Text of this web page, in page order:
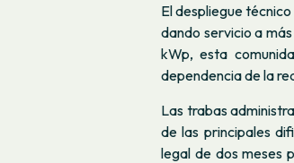
El despliegue
dando servicio a
kWp, esta
dependencia de la
Las trabas
de las principales
legal de dos meses